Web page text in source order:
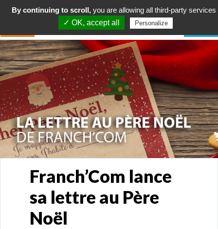
Franch’Com lance
sa lettre au Père
Noël
By continuing to scroll, you are allowing all third-party services
✓ OK, accept all
Personalize